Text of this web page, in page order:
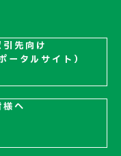
先向け
ータルサイト）
へ